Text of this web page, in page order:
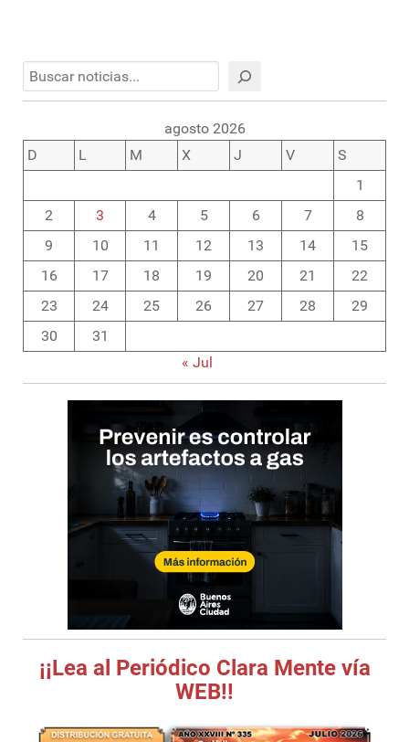
Buscar
agosto 2026
D
L M X J V
S
1
2
3 4 5 6 7
8
9
10 11 12 13 14
15
16
17 18 19 20 21
22
23
24 25 26 27 28
29
30
31
« Jul
¡¡Lea al Periódico Clara Mente vía
WEB!!